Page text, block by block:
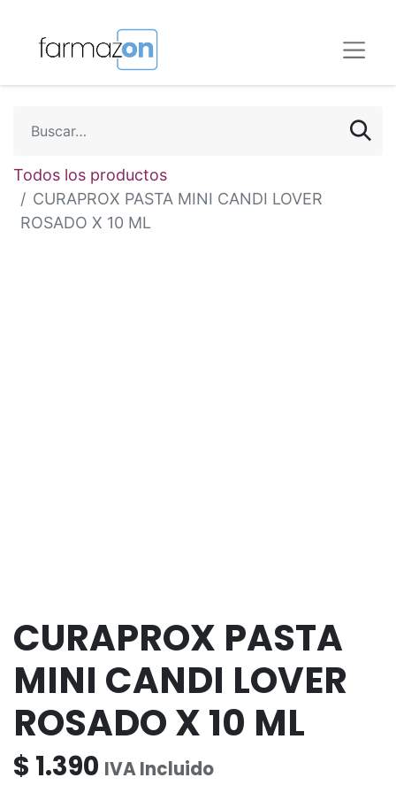
Todos los productos
CURAPROX PASTA MINI CANDI LOVER
ROSADO X 10 ML
CURAPROX PASTA
MINI CANDI LOVER
ROSADO X 10 ML
$ 1.390 IVA Incluido